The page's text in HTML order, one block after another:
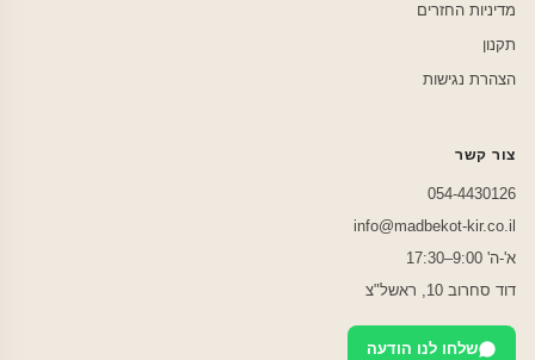
מדיניות החזרים
תקנון
הצהרת נגישות
צור קשר
054-4430126
info@madbekot-kir.co.il
א'-ה' 9:00–17:30
דוד סחרוב 10, ראשל"צ
שלחו לנו הודעה